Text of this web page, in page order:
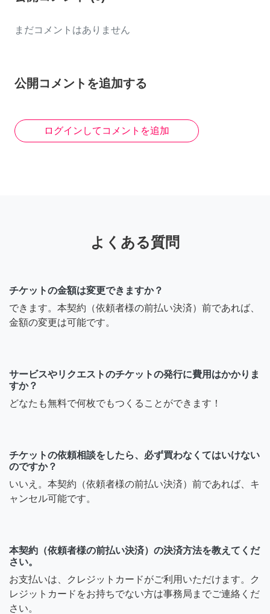
まだコメントはありません
公開コメントを追加する
ログインしてコメントを追加
よくある質問
チケットの金額は変更できますか？
できます。本契約（依頼者様の前払い決済）前であれば、
金額の変更は可能です。
サービスやリクエストのチケットの発行に費用はかかりま
すか？
どなたも無料で何枚でもつくることができます！
チケットの依頼相談をしたら、必ず買わなくてはいけない
のですか？
いいえ。本契約（依頼者様の前払い決済）前であれば、キ
ャンセル可能です。
本契約（依頼者様の前払い決済）の決済方法を教えてくだ
さい。
お支払いは、クレジットカードがご利用いただけます。ク
レジットカードをお持ちでない方は事務局までご連絡くだ
さい。